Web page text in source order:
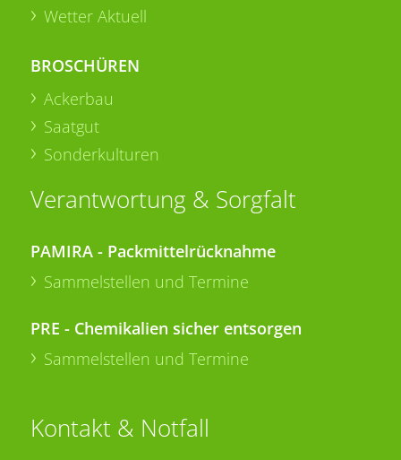
Wetter Aktuell
BROSCHÜREN
Ackerbau
Saatgut
Sonderkulturen
Verantwortung & Sorgfalt
PAMIRA - Packmittelrücknahme
Sammelstellen und Termine
PRE - Chemikalien sicher entsorgen
Sammelstellen und Termine
Kontakt & Notfall